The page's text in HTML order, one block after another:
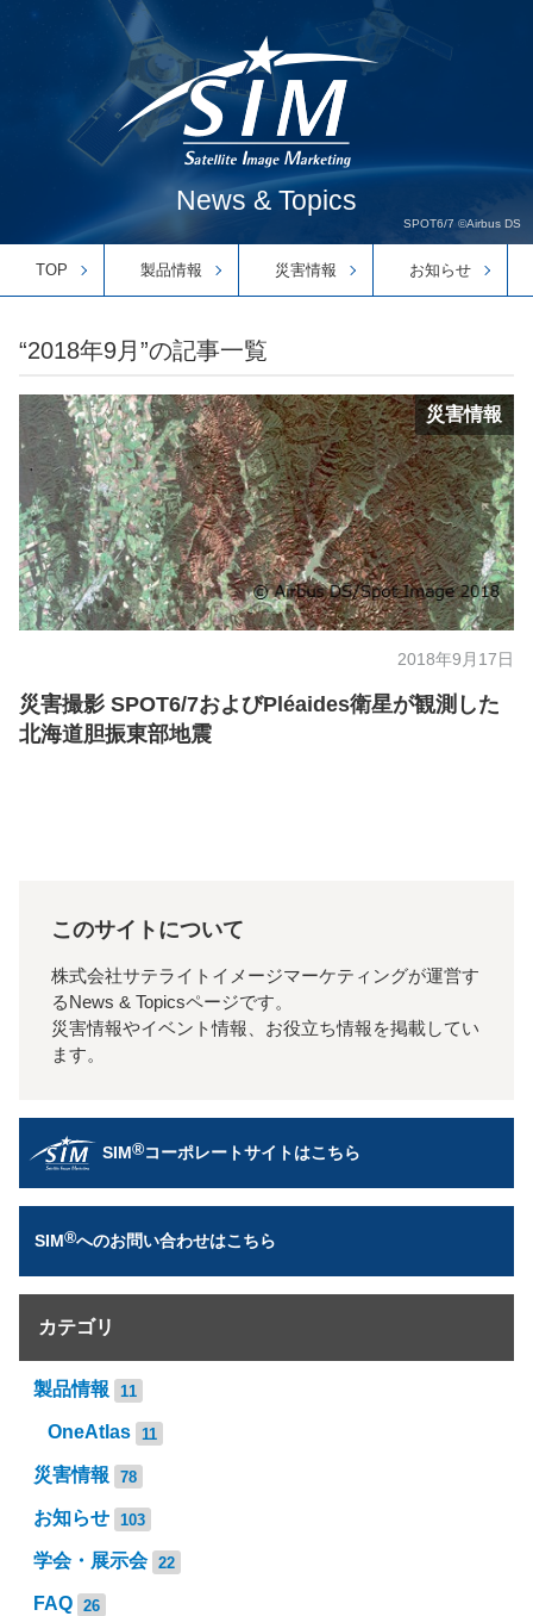
News & Topics
SPOT6/7 ©Airbus DS
TOP 製品情報 災害情報 お知らせ
“2018年9月”の記事一覧
災害情報
2018年9月17日
災害撮影 SPOT6/7およびPléaides衛星が観測した
北海道胆振東部地震
このサイトについて
株式会社サテライトイメージマーケティングが運営す
るNews & Topicsページです。
災害情報やイベント情報、お役立ち情報を掲載してい
ます。
SIM®コーポレートサイトはこちら
SIM®へのお問い合わせはこちら
カテゴリ
製品情報 11
OneAtlas 11
災害情報 78
お知らせ 103
学会・展示会 22
FAQ 26